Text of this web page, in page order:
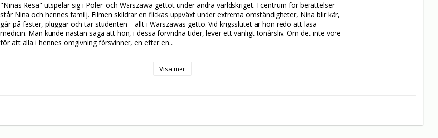
"Ninas Resa" utspelar sig i Polen och Warszawa-gettot under andra världskriget. I centrum för berättelsen
står Nina och hennes familj. Filmen skildrar en flickas uppväxt under extrema omständigheter, Nina blir kär,
går på fester, pluggar och tar studenten – allt i Warszawas getto. Vid krigsslutet är hon redo att läsa
medicin. Man kunde nästan säga att hon, i dessa förvridna tider, lever ett vanligt tonårsliv. Om det inte vore
för att alla i hennes omgivning försvinner, en efter en...
dokumentär tråd. Händelserna i filmen kommenteras av Nina Einhorn själv, i en intervju som gjordes innan
Visa mer